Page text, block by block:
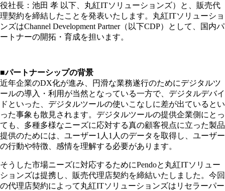
役社長：池田 孝 以下、丸紅ITソリューションズ）と、販売代
理契約を締結したことを発表いたします。丸紅ITソリューショ
ンズはChannel Development Partner（以下CDP）として、国内パ
ートナーの開拓・育成を担います。
■パートナーシップの背景
近年企業のDX化が進み、円滑な業務遂行のためにデジタルツ
ールの導入・利用が当然となっている一方で、デジタルデバイ
ドといった、デジタルツールの使いこなしに差が出ているとい
った事象も散見されます。デジタルツールの提供企業側にとっ
ても、多種多様なニーズに応対する真の顧客視点に立った製品
提供のためには、ユーザー1人1人のデータを取得し、ユーザー
の行動や特徴、感情を理解する必要があります。
そうした市場ニーズに対応するためにPendoと丸紅ITソリュー
ションズは提携し、販売代理店契約を締結いたしました。今回
の代理店契約によって丸紅ITソリューションズはリセラーパー